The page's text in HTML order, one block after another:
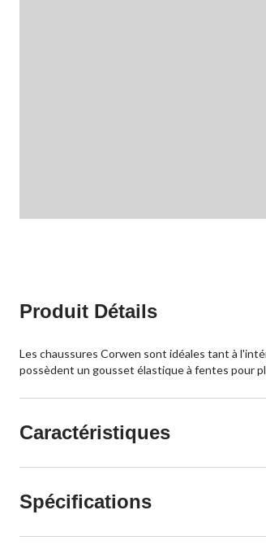
Produit Détails
Les chaussures Corwen sont idéales tant à
possèdent un gousset élastique à fentes pour
Caractéristiques
Spécifications